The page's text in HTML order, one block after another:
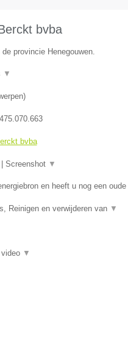
bvba
provincie Henegouwen.
▼
)
bvba
Screenshot ▼
en heeft u nog een oude
Reinigen en verwijderen van ▼
video ▼